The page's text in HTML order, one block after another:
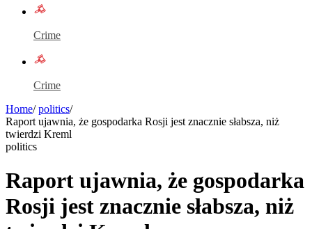
Crime
Crime
Home/ politics/
Raport ujawnia, że ​​gospodarka Rosji jest znacznie słabsza, niż
twierdzi Kreml
politics
Raport ujawnia, że ​​gospodarka
Rosji jest znacznie słabsza, niż